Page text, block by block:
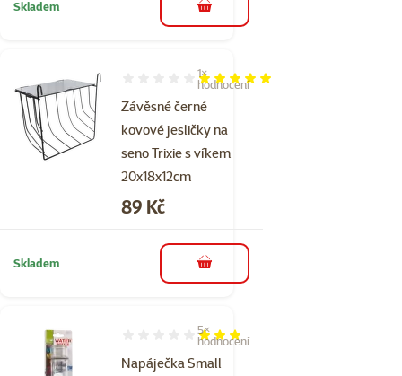
Skladem do košíku
Závěsné černé
kovové jesličky na
seno Trixie s víkem
20x18x12cm
Hodnocení 100%, počet hodnocení: 1
1×
hodnocení
Cena
89 Kč
Skladem do košíku
Napáječka Small
Hodnocení 56%, počet hodnocení: 5
5×
hodnocení